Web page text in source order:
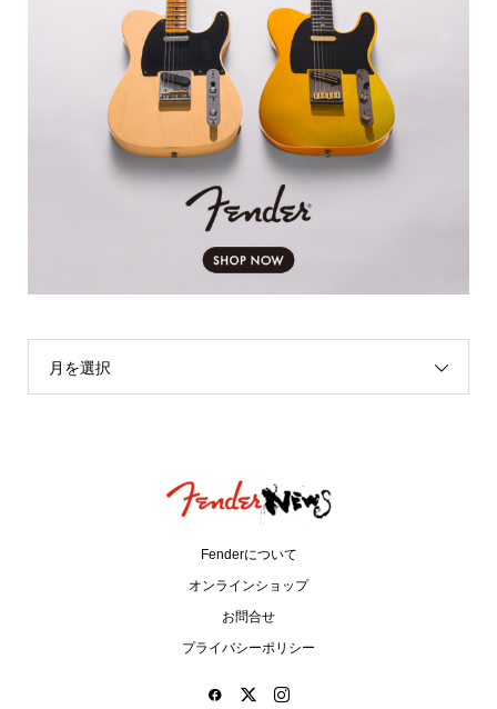
月を選択
Fenderについて
オンラインショップ
お問合せ
プライバシーポリシー